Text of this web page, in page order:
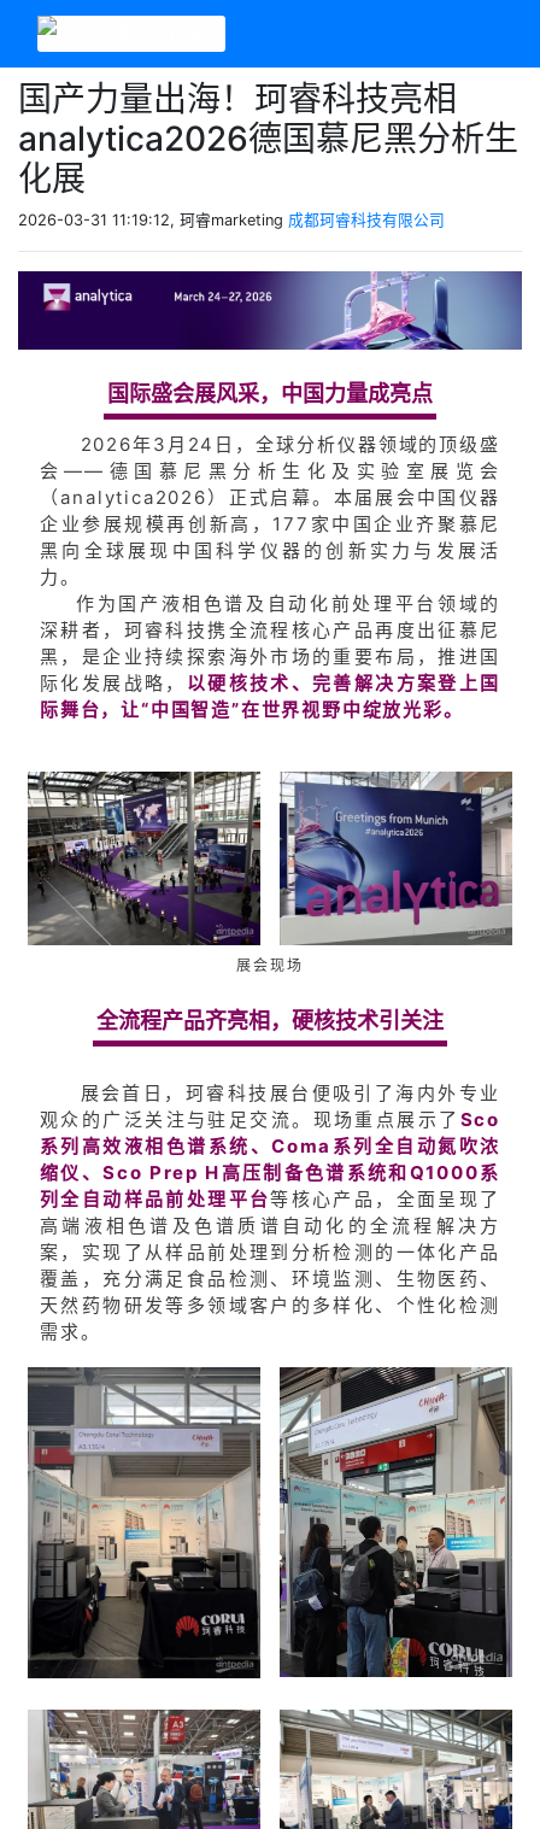
国产力量出海！珂睿科技亮相
analytica2026德国慕尼黑分析生
化展
2026-03-31 11:19:12, 珂睿marketing 成都珂睿科技有限公司
国际盛会展风采，中国力量成亮点
2026年3月24日，全球分析仪器领域的顶级盛
会——德国慕尼黑分析生化及实验室展览会
（analytica2026）正式启幕。本届展会中国仪器
企业参展规模再创新高，177家中国企业齐聚慕尼
黑向全球展现中国科学仪器的创新实力与发展活
力。
作为国产液相色谱及自动化前处理平台领域的
深耕者，珂睿科技携全流程核心产品再度出征慕尼
黑，是企业持续探索海外市场的重要布局，推进国
际化发展战略， 以硬核技术、完善解决方案登上国
际舞台，让“中国智造”在世界视野中绽放光彩。
展会现场
全流程产品齐亮相，硬核技术引关注
展会首日，珂睿科技展台便吸引了海内外专业
观众的广泛关注与驻足交流。现场重点展示了 Sco
系列高效液相色谱系统、Coma系列全自动氮吹浓
缩仪、Sco Prep H高压制备色谱系统和Q1000系
列全自动样品前处理平台等核心产品，全面呈现了
高端液相色谱及色谱质谱自动化的全流程解决方
案，实现了从样品前处理到分析检测的一体化产品
覆盖，充分满足食品检测、环境监测、生物医药、
天然药物研发等多领域客户的多样化、个性化检测
需求。